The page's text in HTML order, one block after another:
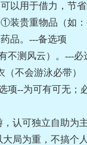
于借力，节省
①装贵重物品（如
。---备选项
测风云）。---必
（不会游泳必带）
为可有可无；
可独立自助为主
为重，不搞个人